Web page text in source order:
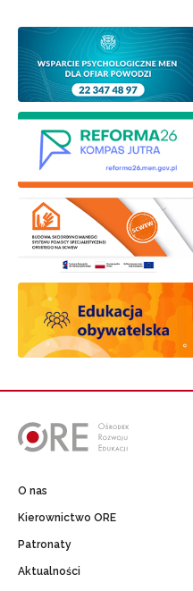
O nas
Kierownictwo ORE
Patronaty
Aktualności